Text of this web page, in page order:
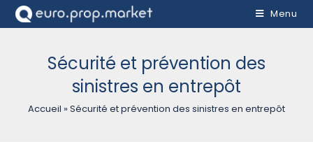
Menu
Sécurité et prévention des
sinistres en entrepôt
Accueil »Sécurité et prévention des sinistres en entrepôt